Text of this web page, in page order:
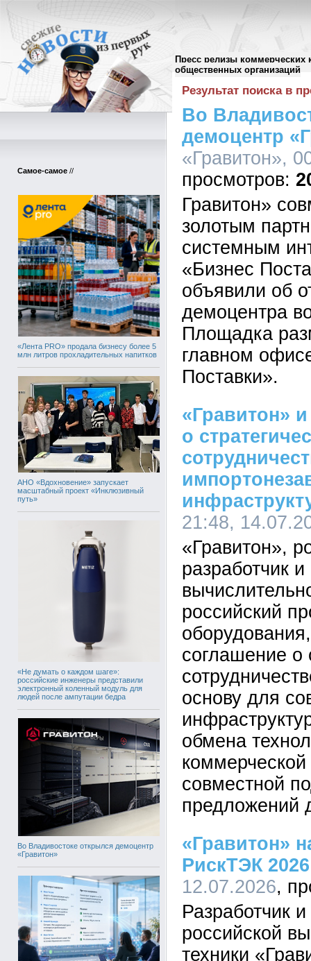
Пресс релизы коммерческих
общественных организаций
Самое-самое //
«Лента PRO» продала бизнесу более 5
млн литров прохладительных напитков
АНО «Вдохновение» запускает
масштабный проект «Инклюзивный
путь»
«Не думать о каждом шаге»:
российские инженеры представили
электронный коленный модуль для
людей после ампутации бедра
Во Владивостоке открылся демоцентр
«Гравитон»
Поиск в пресс-релизах//
Результат поиска в
Во
демоцентр
«Гравитон»,
Гравитон»
золотым
системным
«Бизнес
объявили об
демоцентра
Площадка
главном
Поставки».
«Гравитон»
о
21:48,
«Гравитон»,
разработчик
российский
соглашение о
основу для
обмена
коммерческой
совместной
предложений
«Гравитон»
РискТЭК 2026
12.07.2026
Разработчик
российской
техники